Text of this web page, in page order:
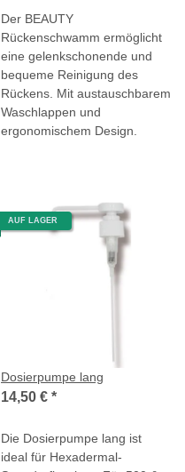
Der BEAUTY
Rückenschwamm ermöglicht
eine gelenkschonende und
bequeme Reinigung des
Rückens. Mit austauschbarem
Waschlappen und
ergonomischem Design.
AUF LAGER
Dosierpumpe lang
14,50 € *
Die Dosierpumpe lang ist
ideal für Hexadermal-